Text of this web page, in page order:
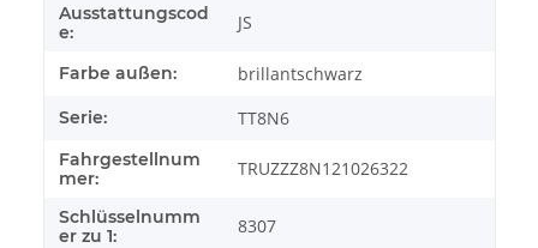
Ausstattungscod
e:
JS
Farbe außen: brillantschwarz
Serie: TT8N6
Fahrgestellnum
mer:
TRUZZZ8N121026322
Schlüsselnumm
er zu 1:
8307